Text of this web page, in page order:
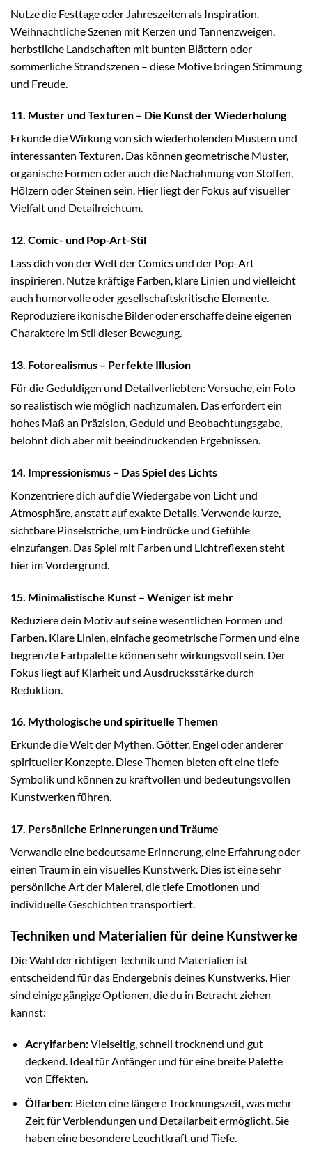
Nutze die Festtage oder Jahreszeiten als Inspiration.
Weihnachtliche Szenen mit Kerzen und Tannenzweigen,
herbstliche Landschaften mit bunten Blättern oder
sommerliche Strandszenen – diese Motive bringen Stimmung
und Freude.
11. Muster und Texturen – Die Kunst der Wiederholung
Erkunde die Wirkung von sich wiederholenden Mustern und
interessanten Texturen. Das können geometrische Muster,
organische Formen oder auch die Nachahmung von Stoffen,
Hölzern oder Steinen sein. Hier liegt der Fokus auf visueller
Vielfalt und Detailreichtum.
12. Comic- und Pop-Art-Stil
Lass dich von der Welt der Comics und der Pop-Art
inspirieren. Nutze kräftige Farben, klare Linien und vielleicht
auch humorvolle oder gesellschaftskritische Elemente.
Reproduziere ikonische Bilder oder erschaffe deine eigenen
Charaktere im Stil dieser Bewegung.
13. Fotorealismus – Perfekte Illusion
Für die Geduldigen und Detailverliebten: Versuche, ein Foto
so realistisch wie möglich nachzumalen. Das erfordert ein
hohes Maß an Präzision, Geduld und Beobachtungsgabe,
belohnt dich aber mit beeindruckenden Ergebnissen.
14. Impressionismus – Das Spiel des Lichts
Konzentriere dich auf die Wiedergabe von Licht und
Atmosphäre, anstatt auf exakte Details. Verwende kurze,
sichtbare Pinselstriche, um Eindrücke und Gefühle
einzufangen. Das Spiel mit Farben und Lichtreflexen steht
hier im Vordergrund.
15. Minimalistische Kunst – Weniger ist mehr
Reduziere dein Motiv auf seine wesentlichen Formen und
Farben. Klare Linien, einfache geometrische Formen und eine
begrenzte Farbpalette können sehr wirkungsvoll sein. Der
Fokus liegt auf Klarheit und Ausdrucksstärke durch
Reduktion.
16. Mythologische und spirituelle Themen
Erkunde die Welt der Mythen, Götter, Engel oder anderer
spiritueller Konzepte. Diese Themen bieten oft eine tiefe
Symbolik und können zu kraftvollen und bedeutungsvollen
Kunstwerken führen.
17. Persönliche Erinnerungen und Träume
Verwandle eine bedeutsame Erinnerung, eine Erfahrung oder
einen Traum in ein visuelles Kunstwerk. Dies ist eine sehr
persönliche Art der Malerei, die tiefe Emotionen und
individuelle Geschichten transportiert.
Techniken und Materialien für deine Kunstwerke
Die Wahl der richtigen Technik und Materialien ist
entscheidend für das Endergebnis deines Kunstwerks. Hier
sind einige gängige Optionen, die du in Betracht ziehen
kannst:
Acrylfarben:Vielseitig, schnell trocknend und gut
deckend. Ideal für Anfänger und für eine breite Palette
von Effekten.
Ölfarben:Bieten eine längere Trocknungszeit, was mehr
Zeit für Verblendungen und Detailarbeit ermöglicht. Sie
haben eine besondere Leuchtkraft und Tiefe.